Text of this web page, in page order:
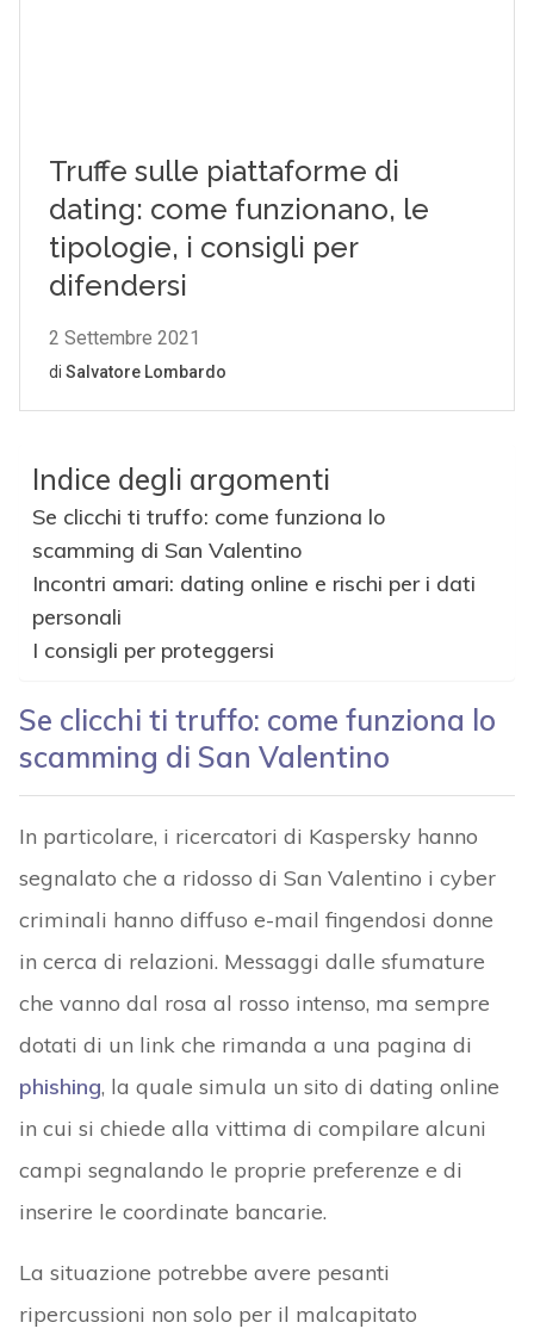
Indice degli argomenti
Se clicchi ti truffo: come funziona lo
scamming di San Valentino
Incontri amari: dating online e rischi per i dati
personali
I consigli per proteggersi
Se clicchi ti truffo: come funziona lo
scamming di San Valentino
In particolare, i ricercatori di Kaspersky hanno
segnalato che a ridosso di San Valentino i cyber
criminali hanno diffuso e-mail fingendosi donne
in cerca di relazioni. Messaggi dalle sfumature
che vanno dal rosa al rosso intenso, ma sempre
dotati di un link che rimanda a una pagina di
phishing, la quale simula un sito di dating online
in cui si chiede alla vittima di compilare alcuni
campi segnalando le proprie preferenze e di
inserire le coordinate bancarie.
La situazione potrebbe avere pesanti
ripercussioni non solo per il malcapitato